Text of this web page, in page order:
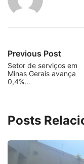
Previous Post
Setor de serviços em
Minas Gerais avança
0,4%…
Posts